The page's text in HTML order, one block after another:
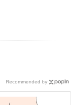
Recommended by